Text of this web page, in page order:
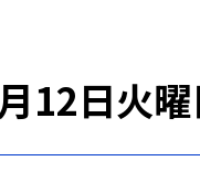
12日火曜